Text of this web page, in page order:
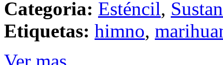
Categoria: Esténcil,
Etiquetas: himno,